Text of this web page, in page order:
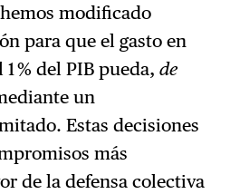
modificado
para que el gasto en
% del PIB pueda,de
un
Estas decisiones
más
de la defensa colectiva